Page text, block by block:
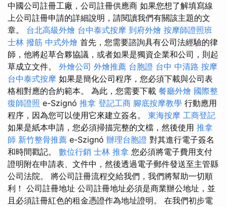
中國公司註冊工廠，公司註冊供應商 如果您想了解填寫線
上公司註冊申請的詳細說明，請閱讀我們有關該主題的文
章。 台北高級外燴 台中泰式按摩 到府外燴 按摩師證照班
士林 撥筋 中式外燴 首先，您需要諮詢具有公司法經驗的律
師，他將起草合夥協議，或者如果是獨資企業和公司，則起
草成立文件。 外燴公司 外燴推薦 台胞證 台中 中清路 按摩
台中泰式按摩 如果是簡化公司程序，您必須下載與公司表
格相對應的合約範本。 為此，您需要下載 餐廳外燴 國際整
復師證照 e-Szignó 推拿 登記工商 腳底按摩教學 行動應用
程序，因為您可以使用它來建立簽名。 東海按摩 工商登記
如果是紙本申請，您必須掃描完整的文檔，然後使用 推拿
師 新竹整骨推薦 e-Szignó 辦理台胞證 對其進行電子簽名
和時間戳記。 數位行銷 士林 推拿 您必須將電子費用支付
證明附在申請表、文件中，然後透過電子郵件發送至主管縣
公司法院。 將公司註冊流程交給我們，我們將幫助一切順
利！ 公司註冊地址 公司註冊地址必須是商業辦公地址，並
且必須註冊紅色的租金憑證作為地址證明。 在我們初步電